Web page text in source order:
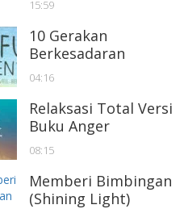
15:59
10 Gerakan
Berkesadaran
04:16
Relaksasi Total Versi
Buku Anger
08:15
Memberi Bimbingan
(Shining Light)